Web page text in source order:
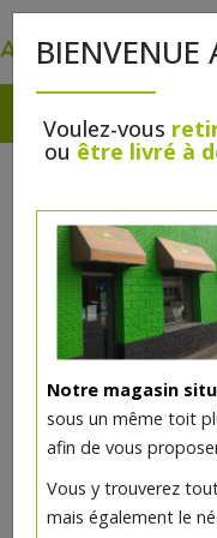
BIENVENUE
Voulez-vous
ou être livré à
Notre magasin
sous un même toit
afin de vous
Vous y trouverez
mais également le
Furoshiki
coton bio